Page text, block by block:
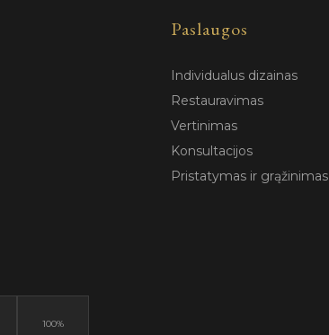
Paslaugos
Individualus dizainas
Restauravimas
Vertinimas
Konsultacijos
Pristatymas ir grąžinimas
100%